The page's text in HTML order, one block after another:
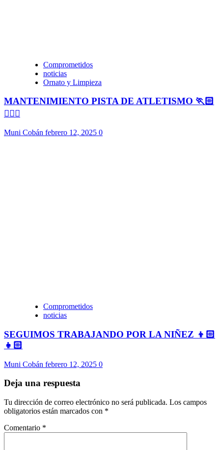
Comprometidos
noticias
Ornato y Limpieza
MANTENIMIENTO PISTA DE ATLETISMO 🏃🏻
🏃🏻‍♀️
Muni Cobán febrero 12, 2025 0
Comprometidos
noticias
SEGUIMOS TRABAJANDO POR LA NIÑEZ 👦🏻
👧🏻
Muni Cobán febrero 12, 2025 0
Deja una respuesta
Tu dirección de correo electrónico no será publicada. Los campos
obligatorios están marcados con *
Comentario *